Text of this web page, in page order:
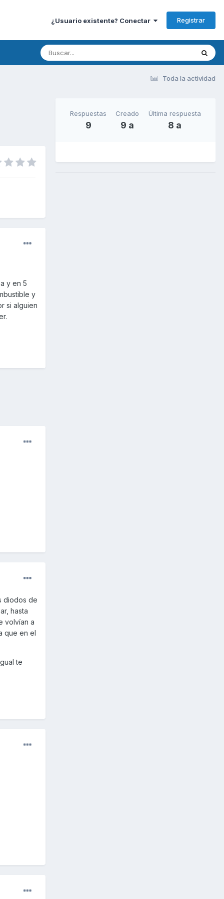
¿Usuario existente? Conectar Registrar
Toda la actividad
y en 5
y
si alguien
diodos de
hasta
volvían a
que en el
te
Respuestas
9
Creado
9 a
Última respuesta
8 a